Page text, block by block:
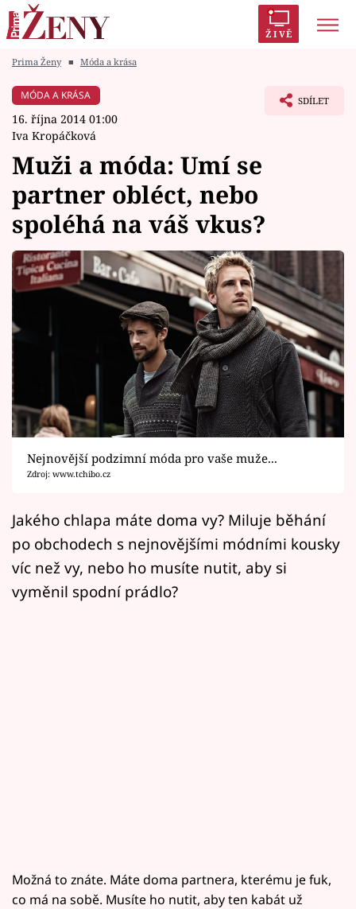
ŽIVĚ
Módní alarm
Témata
Celebrity
Vztahy
Horoskopy
Sledujte prima+
Filmový festival Karlovy Vary
Pořady
Mámy sobě
Přihlášení
Prima Ženy ■ Móda a krása
MÓDA A KRÁSA
16. října 2014 01:00
Iva Kropáčková
SDÍLET
Muži a móda: Umí se
partner obléct, nebo
spoléhá na váš vkus?
Nejnovější podzimní móda pro vaše muže...
Zdroj: www.tchibo.cz
Jakého chlapa máte doma vy? Miluje běhání
po obchodech s nejnovějšími módními kousky
víc než vy, nebo ho musíte nutit, aby si
vyměnil spodní prádlo?
Možná to znáte. Máte doma partnera, kterému je fuk,
co má na sobě. Musíte ho nutit, aby ten kabát už